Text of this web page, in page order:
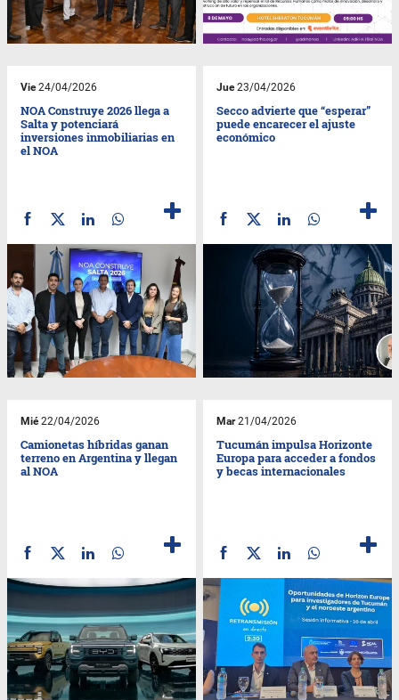
Vie24/04/2026
NOA Construye 2026 llega a
Salta y potenciará
inversiones inmobiliarias en
el NOA
Jue23/04/2026
Secco advierte que “esperar”
puede encarecer el ajuste
económico
Mié22/04/2026
Camionetas híbridas ganan
terreno en Argentina y llegan
al NOA
Mar21/04/2026
Tucumán impulsa Horizonte
Europa para acceder a fondos
y becas internacionales